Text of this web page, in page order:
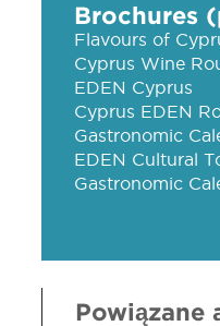
Brochures
Flavours of
Cyprus Wine
EDEN Cyprus
Cyprus EDEN
Gastronomic
EDEN Cultural
Gastronomic
Powiązane